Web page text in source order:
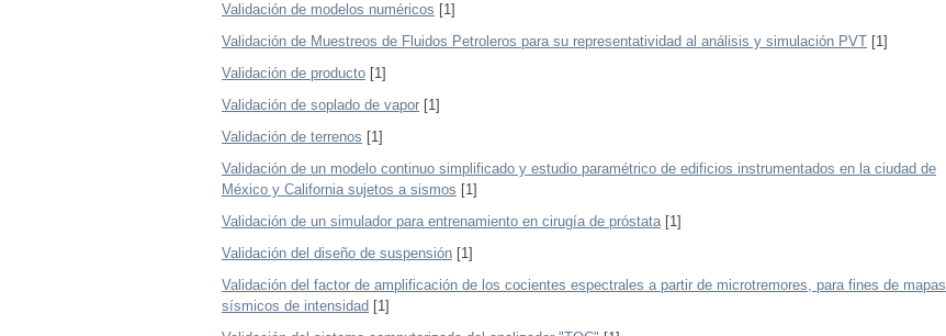
Validación de modelos numéricos [1]
Validación de Muestreos de Fluidos Petroleros para su representatividad al análisis y simulación PVT [1]
Validación de producto [1]
Validación de soplado de vapor [1]
Validación de terrenos [1]
Validación de un modelo continuo simplificado y estudio paramétrico de edificios instrumentados en la ciudad de
México y California sujetos a sismos [1]
Validación de un simulador para entrenamiento en cirugía de próstata[1]
Validación del diseño de suspensión [1]
Validación del factor de amplificación de los cocientes espectrales a partir de microtremores, para fines de mapas
sísmicos de intensidad [1]